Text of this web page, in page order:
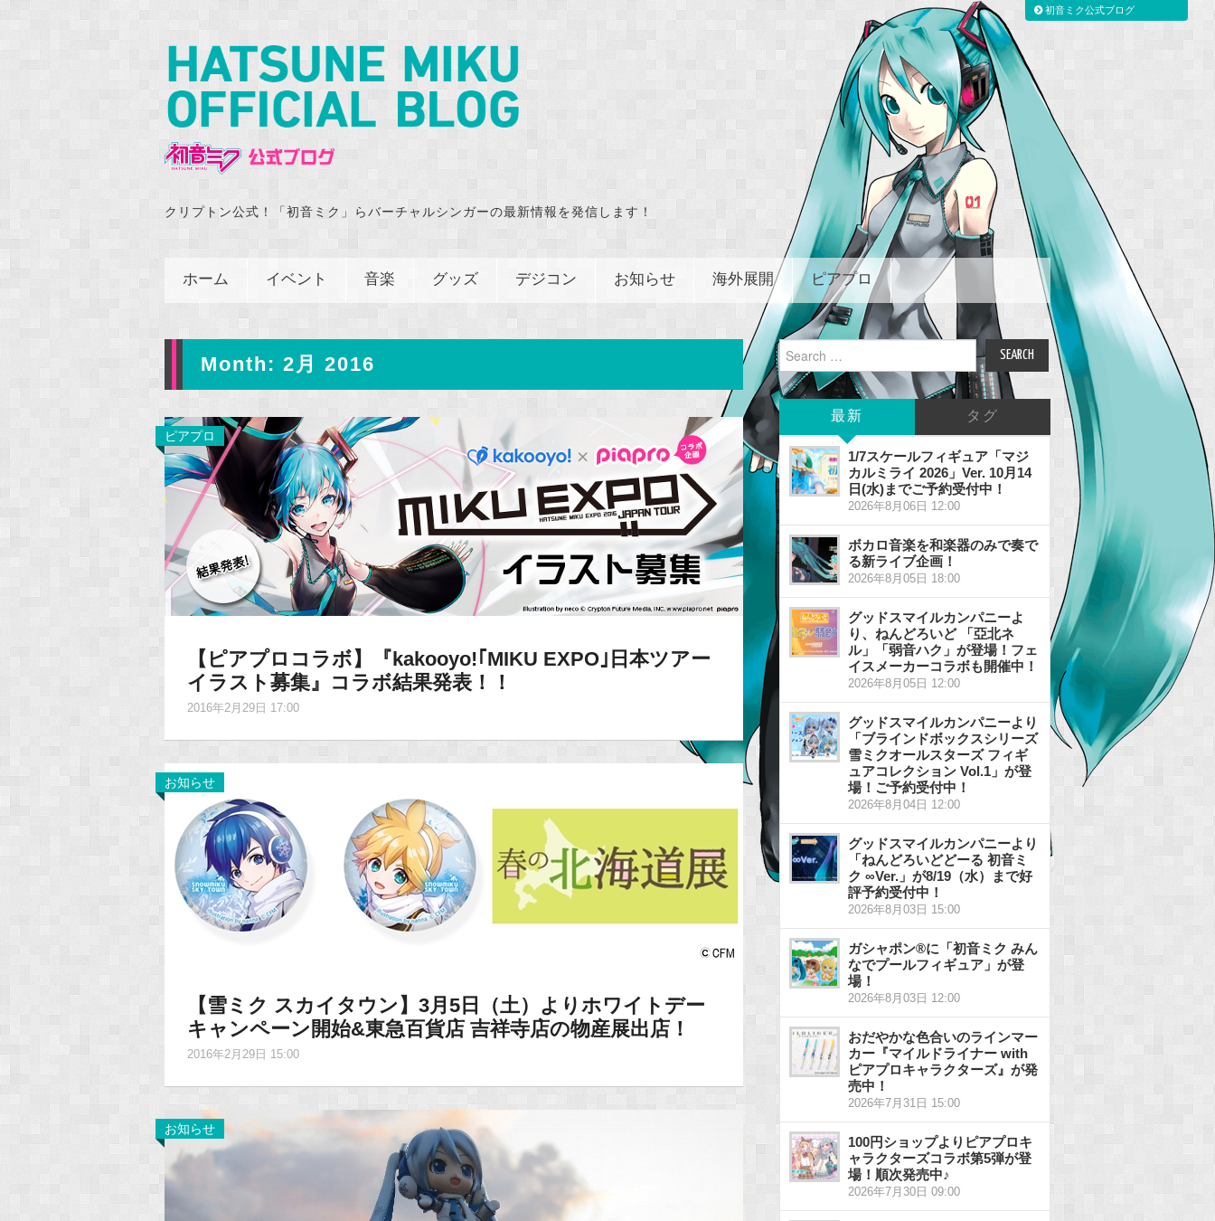
クリプトン公式！「初音ミク」らバーチャルシンガーの最新情報を発信します！
ホーム イベント 音楽 グッズ デジコン お知らせ 海外展開 ピアプロ
Month: 2月 2016
ピアプロ
【ピアプロコラボ】『kakooyo!｢MIKU EXPO｣日本ツアー
イラスト募集』コラボ結果発表！！
2016年2月29日 17:00
お知らせ
【雪ミク スカイタウン】3月5日（土）よりホワイトデー
キャンペーン開始&東急百貨店 吉祥寺店の物産展出店！
2016年2月29日 15:00
お知らせ
Search
for:
最新 タグ
1/7スケールフィギュア「マジ
カルミライ 2026」Ver. 10月14
日(水)までご予約受付中！
2026年8月06日 12:00
ボカロ音楽を和楽器のみで奏で
る新ライブ企画！
2026年8月05日 18:00
グッドスマイルカンパニーよ
り、ねんどろいど 「亞北ネ
ル」「弱音ハク」が登場！フェ
イスメーカーコラボも開催中！
2026年8月05日 12:00
グッドスマイルカンパニーより
「ブラインドボックスシリーズ
雪ミクオールスターズ フィギ
ュアコレクション Vol.1」が登
場！ご予約受付中！
2026年8月04日 12:00
グッドスマイルカンパニーより
「ねんどろいどどーる 初音ミ
ク ∞Ver.」が8/19（水）まで好
評予約受付中！
2026年8月03日 15:00
ガシャポン®に「初音ミク みん
なでプールフィギュア」が登
場！
2026年8月03日 12:00
おだやかな色合いのラインマー
カー『マイルドライナー with
ピアプロキャラクターズ』が発
売中！
2026年7月31日 15:00
100円ショップよりピアプロキ
ャラクターズコラボ第5弾が登
場！順次発売中♪
2026年7月30日 09:00
初音ミク公式ブログ